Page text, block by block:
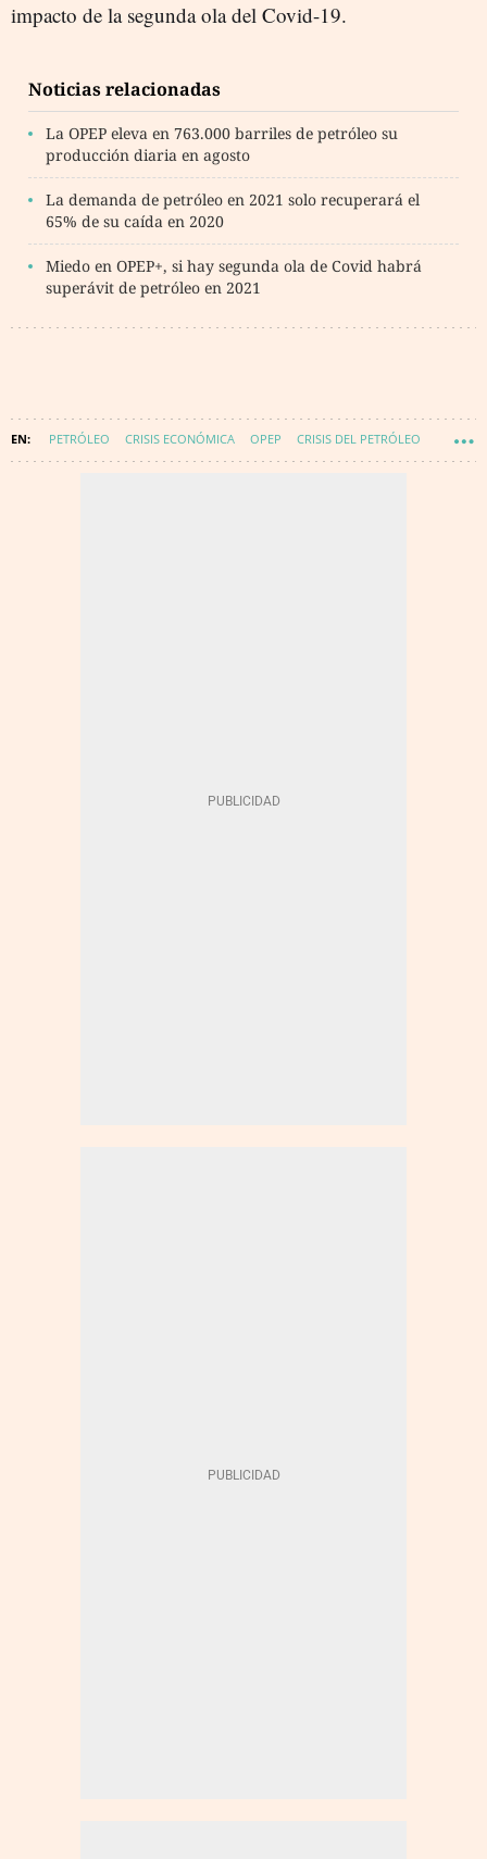
impacto de la segunda ola del Covid-19.
Noticias relacionadas
La OPEP eleva en 763.000 barriles de petróleo su
producción diaria en agosto
La demanda de petróleo en 2021 solo recuperará el
65% de su caída en 2020
Miedo en OPEP+, si hay segunda ola de Covid habrá
superávit de petróleo en 2021
PETRÓLEO CRISIS ECONÓMICA OPEP CRISIS DEL PETRÓLEO